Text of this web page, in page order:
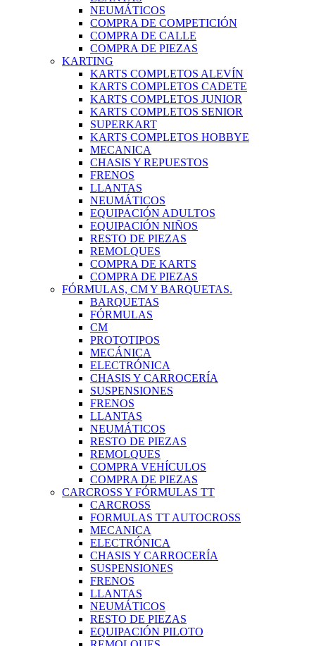
NEUMÁTICOS
COMPRA DE COMPETICIÓN
COMPRA DE CALLE
COMPRA DE PIEZAS
KARTING
KARTS COMPLETOS ALEVÍN
KARTS COMPLETOS CADETE
KARTS COMPLETOS JUNIOR
KARTS COMPLETOS SENIOR
SUPERKART
KARTS COMPLETOS HOBBYE
MECANICA
CHASIS Y REPUESTOS
FRENOS
LLANTAS
NEUMÁTICOS
EQUIPACIÓN ADULTOS
EQUIPACIÓN NIÑOS
RESTO DE PIEZAS
REMOLQUES
COMPRA DE KARTS
COMPRA DE PIEZAS
FÓRMULAS, CM Y BARQUETAS.
BARQUETAS
FÓRMULAS
CM
PROTOTIPOS
MECÁNICA
ELECTRÓNICA
CHASIS Y CARROCERÍA
SUSPENSIONES
FRENOS
LLANTAS
NEUMÁTICOS
RESTO DE PIEZAS
REMOLQUES
COMPRA VEHÍCULOS
COMPRA DE PIEZAS
CARCROSS Y FÓRMULAS TT
CARCROSS
FORMULAS TT AUTOCROSS
MECANICA
ELECTRÓNICA
CHASIS Y CARROCERÍA
SUSPENSIONES
FRENOS
LLANTAS
NEUMÁTICOS
RESTO DE PIEZAS
EQUIPACIÓN PILOTO